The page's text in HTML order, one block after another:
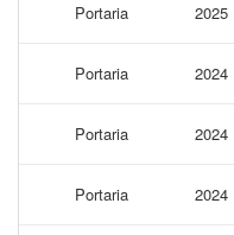
Portaria 2025
Portaria 2024
Portaria 2024
Portaria 2024